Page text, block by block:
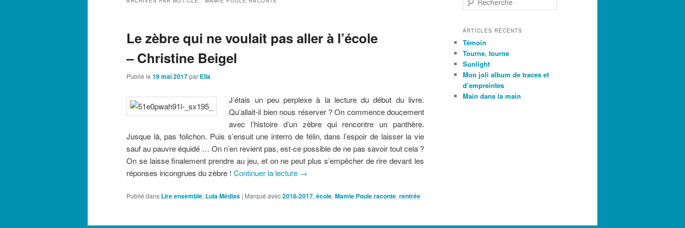
Le zèbre qui ne voulait pas aller à l’école
– Christine Beigel
Publié le 19 mai 2017par Ella
J’étais un peu perplexe à la lecture du début du livre.
Qu’allait-il bien nous réserver ? On commence doucement
avec l’histoire d’un zèbre qui rencontre un panthère.
Jusque là, pas folichon. Puis s’ensuit une interro de félin, dans l’espoir de laisser la vie
sauf au pauvre équidé … On n’en revient pas, est-ce possible de ne pas savoir tout cela ?
On se laisse finalement prendre au jeu, et on ne peut plus s’empêcher de rire devant les
réponses incongrues du zèbre ! Continuer la lecture →
Publié dans Lire ensemble, Lula Médias | Marqué avec2016-2017, école, Mamie Poule raconte, rentrée
e
h
r
c
h
e
ARTICLES RÉCENTS
Témoin
Tourne, tourne
Sunlight
Mon joli album de traces et
d’empreintes
Main dans la main